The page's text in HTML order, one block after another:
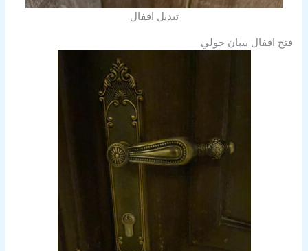
تبديل اقفال
فتح اقفال بيبان حولي